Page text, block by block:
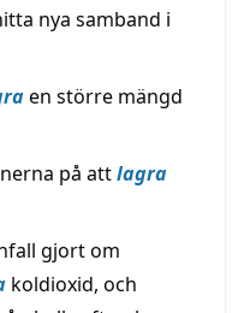
nya samband i
en större mängd
på attlagra
gjort om
koldioxid, och